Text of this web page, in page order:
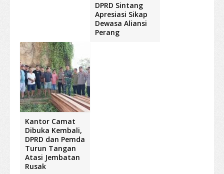
DPRD Sintang
Apresiasi Sikap
Dewasa Aliansi
Perang
Kantor Camat
Dibuka Kembali,
DPRD dan Pemda
Turun Tangan
Atasi Jembatan
Rusak